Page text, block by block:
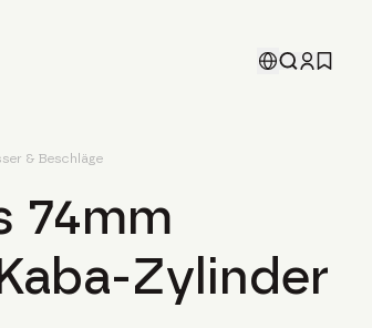
& Beschläge
74mm
Zylinder